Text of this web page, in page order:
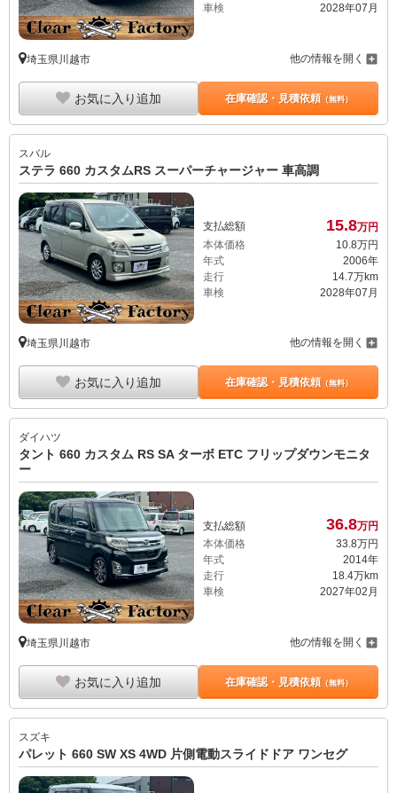
車検
2028年07月
埼玉県川越市 他の情報を開く
お気に入り追加 在庫確認・見積依頼（無料）
スバル
ステラ 660 カスタムRS スーパーチャージャー 車高調
支払総額 15.8万円
本体価格
10. 8万円
年式
2006年
走行
14.7万km
車検
2028年07月
埼玉県川越市 他の情報を開く
お気に入り追加 在庫確認・見積依頼（無料）
ダイハツ
タント 660 カスタム RS SA ターボ ETC フリップダウンモニタ
ー
支払総額 36.8万円
本体価格
33.8万円
年式
2014年
走行
18.4万km
車検
2027年02月
埼玉県川越市 他の情報を開く
お気に入り追加 在庫確認・見積依頼（無料）
スズキ
パレット 660 SW XS 4WD 片側電動スライドドア ワンセグ